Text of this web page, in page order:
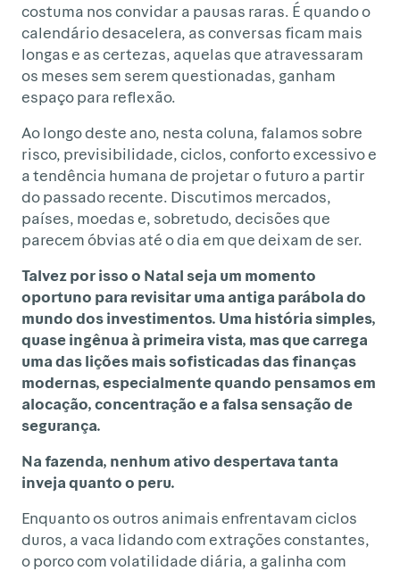
costuma nos convidar a pausas raras. É quando o
calendário desacelera, as conversas ficam mais
longas e as certezas, aquelas que atravessaram
os meses sem serem questionadas, ganham
espaço para reflexão.
Ao longo deste ano, nesta coluna, falamos sobre
risco, previsibilidade, ciclos, conforto excessivo e
a tendência humana de projetar o futuro a partir
do passado recente. Discutimos mercados,
países, moedas e, sobretudo, decisões que
parecem óbvias até o dia em que deixam de ser.
Talvez por isso o Natal seja um momento
oportuno para revisitar uma antiga parábola do
mundo dos investimentos. Uma história simples,
quase ingênua à primeira vista, mas que carrega
uma das lições mais sofisticadas das finanças
modernas, especialmente quando pensamos em
alocação, concentração e a falsa sensação de
segurança.
Na fazenda, nenhum ativo despertava tanta
inveja quanto o peru.
Enquanto os outros animais enfrentavam ciclos
duros, a vaca lidando com extrações constantes,
o porco com volatilidade diária, a galinha com